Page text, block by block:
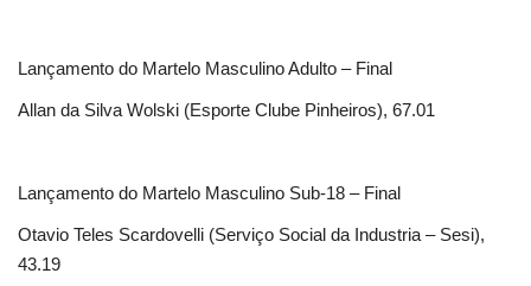
Lançamento do Martelo Masculino Adulto – Final
Allan da Silva Wolski (Esporte Clube Pinheiros), 67.01
Lançamento do Martelo Masculino Sub-18 – Final
Otavio Teles Scardovelli (Serviço Social da Industria – Sesi),
43.19